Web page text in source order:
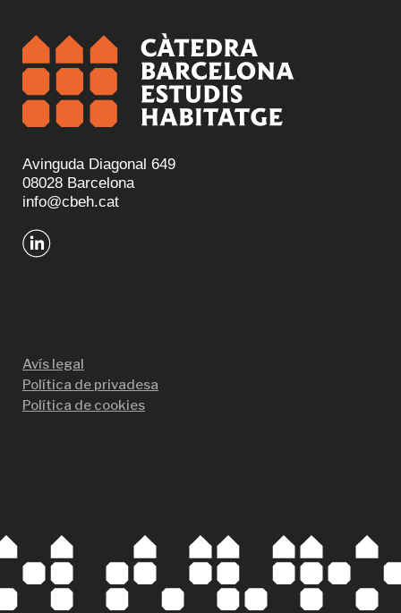
Avinguda Diagonal 649
08028 Barcelona
info@cbeh.cat
Avís legal
Política de privadesa
Política de cookies